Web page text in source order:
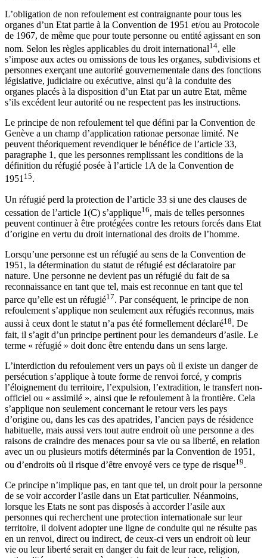
L’obligation de non refoulement est contraignante pour tous les
organes d’un Etat partie à la Convention de 1951 et/ou au Protocole
de 1967, de même que pour toute personne ou entité agissant en son
nom. Selon les règles applicables du droit international14, elle
s’impose aux actes ou omissions de tous les organes, subdivisions et
personnes exerçant une autorité gouvernementale dans des fonctions
législative, judiciaire ou exécutive, ainsi qu’à la conduite des
organes placés à la disposition d’un Etat par un autre Etat, même
s’ils excédent leur autorité ou ne respectent pas les instructions.
Le principe de non refoulement tel que défini par la Convention de
Genève a un champ d’application rationae personae limité. Ne
peuvent théoriquement revendiquer le bénéfice de l’article 33,
paragraphe 1, que les personnes remplissant les conditions de la
définition du réfugié posée à l’article 1A de la Convention de
195115.
Un réfugié perd la protection de l’article 33 si une des clauses de
cessation de l’article 1(C) s’applique16, mais de telles personnes
peuvent continuer à être protégées contre les retours forcés dans Etat
d’origine en vertu du droit international des droits de l’homme.
Lorsqu’une personne est un réfugié au sens de la Convention de
1951, la détermination du statut de réfugié est déclaratoire par
nature. Une personne ne devient pas un réfugié du fait de sa
reconnaissance en tant que tel, mais est reconnue en tant que tel
parce qu’elle est un réfugié17. Par conséquent, le principe de non
refoulement s’applique non seulement aux réfugiés reconnus, mais
aussi à ceux dont le statut n’a pas été formellement déclaré18. De
fait, il s’agit d’un principe pertinent pour les demandeurs d’asile. Le
terme « réfugié » doit donc être entendu dans un sens large.
L’interdiction du refoulement vers un pays où il existe un danger de
persécution s’applique à toute forme de renvoi forcé, y compris
l’éloignement du territoire, l’expulsion, l’extradition, le transfert non-
officiel ou « assimilé », ainsi que le refoulement à la frontière. Cela
s’applique non seulement concernant le retour vers les pays
d’origine ou, dans les cas des apatrides, l’ancien pays de résidence
habituelle, mais aussi vers tout autre endroit où une personne a des
raisons de craindre des menaces pour sa vie ou sa liberté, en relation
avec un ou plusieurs motifs déterminés par la Convention de 1951,
ou d’endroits où il risque d’être envoyé vers ce type de risque19.
Ce principe n’implique pas, en tant que tel, un droit pour la personne
de se voir accorder l’asile dans un Etat particulier. Néanmoins,
lorsque les Etats ne sont pas disposés à accorder l’asile aux
personnes qui recherchent une protection internationale sur leur
territoire, il doivent adopter une ligne de conduite qui ne résulte pas
en un renvoi, direct ou indirect, de ceux-ci vers un endroit où leur
vie ou leur liberté serait en danger du fait de leur race, religion,